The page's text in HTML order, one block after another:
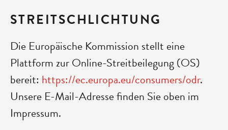
STREITSCHLICHTUNG
Die Europäische Kommission stellt eine
Plattform zur Online-Streitbeilegung (OS)
bereit: https://ec.europa.eu/consumers/odr.
Unsere E-Mail-Adresse finden Sie oben im
Impressum.